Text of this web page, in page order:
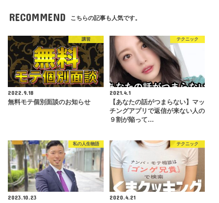
RECOMMEND こちらの記事も人気です。
講習
2022.9.18
無料モテ個別面談のお知らせ
テクニック
2021.4.1
【あなたの話がつまらない】マッ
チングアプリで返信が来ない人の
９割が陥って…
私の人生物語
2023.10.23
テクニック
2020.4.21